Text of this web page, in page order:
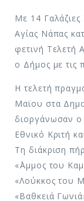
Με 14 Γαλάζιες
Αγίας Νάπας
φετινή Τελετή
ο Δήμος με τις
H τελετή
Μαϊου στα
διοργάνωσαν
Εθνικό Κριτή
Τη διάκριση
«΄Αμμος του
«Λούκκος του
«Βαθκειά